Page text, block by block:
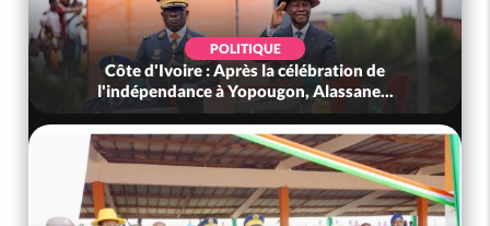
POLITIQUE
Côte d'Ivoire : Après la célébration de
l'indépendance à Yopougon, Alassane...